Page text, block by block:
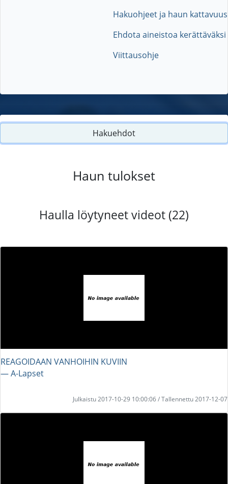
Hakuohjeet ja haun kattavuus
Ehdota aineistoa kerättäväksi
Viittausohje
Hakuehdot
Haun tulokset
Haulla löytyneet videot (22)
REAGOIDAAN VANHOIHIN KUVIIN
― A-Lapset
Julkaistu 2017-10-29 10:00:06 / Tallennettu 2017-12-07